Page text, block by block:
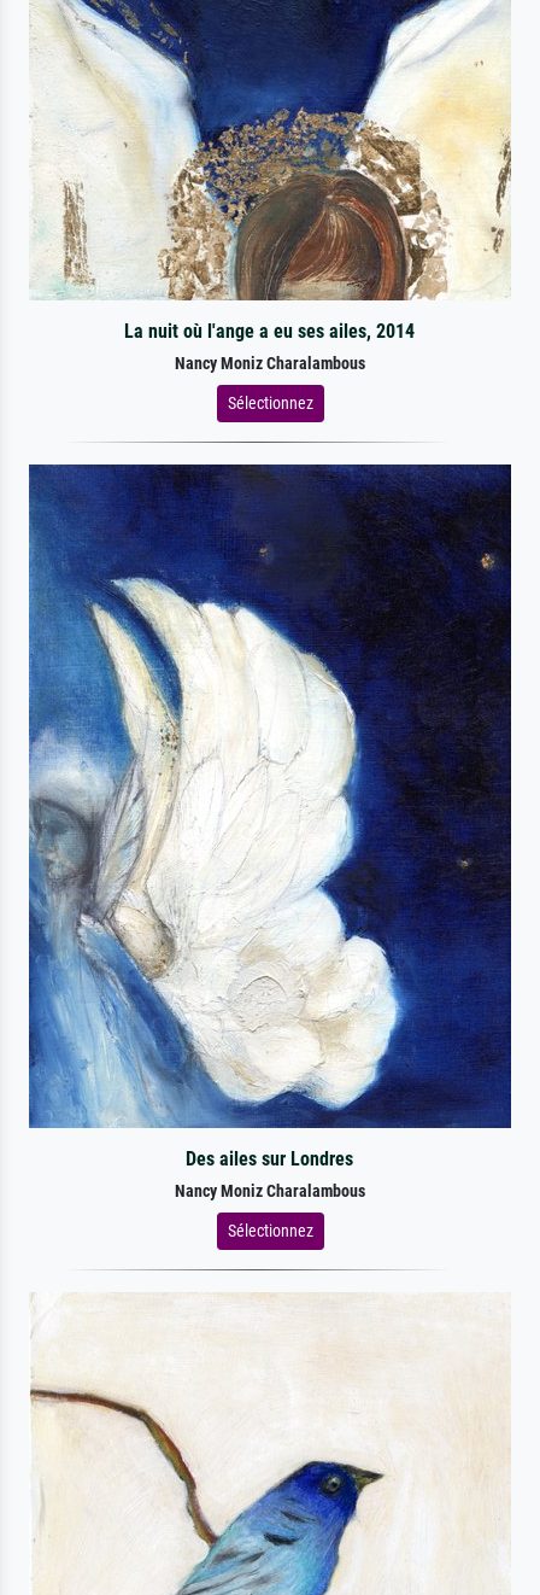
La nuit où l'ange a eu ses ailes, 2014
Nancy Moniz Charalambous
Sélectionnez
Des ailes sur Londres
Nancy Moniz Charalambous
Sélectionnez